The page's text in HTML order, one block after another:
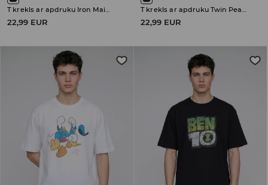
T krekls ar apdruku Iron Maiden
22,99 EUR
T krekls ar apdruku Twin Peaks
22,99 EUR